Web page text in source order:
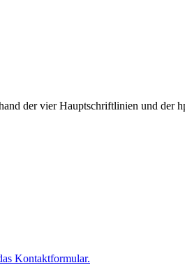
der vier Hauptschriftlinien und
Kontaktformular.